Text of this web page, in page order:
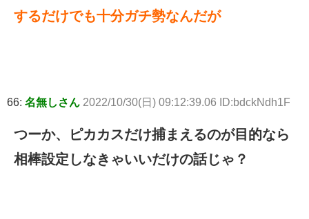
するだけでも十分ガチ勢なんだが
66: 名無しさん 2022/10/30(日) 09:12:39.06 ID:bdckNdh1F
つーか、ピカカスだけ捕まえるのが目的なら
相棒設定しなきゃいいだけの話じゃ？